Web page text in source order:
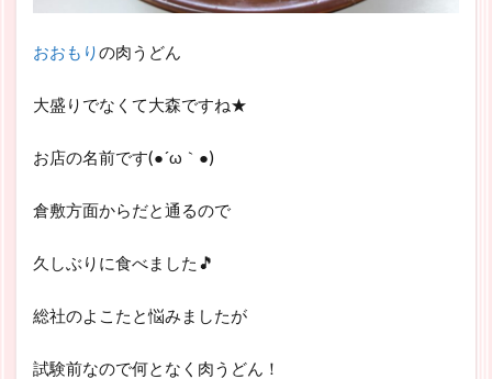
おおもりの肉うどん
大盛りでなくて大森ですね★
お店の名前です(●´ω｀●)
倉敷方面からだと通るので
久しぶりに食べました🎵
総社のよこたと悩みましたが
試験前なので何となく肉うどん！